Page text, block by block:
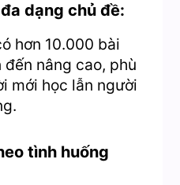
dạng chủ đề:
hơn 10.000 bài
nâng cao, phù
mới học lẫn người
tình huống